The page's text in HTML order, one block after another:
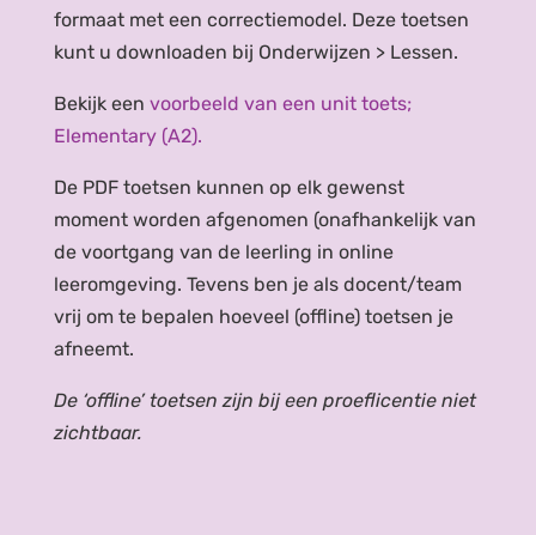
formaat met een correctiemodel. Deze toetsen
kunt u downloaden bij Onderwijzen > Lessen.
Bekijk een voorbeeld van een unit toets;
Elementary (A2).
De PDF toetsen kunnen op elk gewenst
moment worden afgenomen (onafhankelijk van
de voortgang van de leerling in online
leeromgeving. Tevens ben je als docent/team
vrij om te bepalen hoeveel (offline) toetsen je
afneemt.
De ‘offline’ toetsen zijn bij een proeflicentie niet
zichtbaar.